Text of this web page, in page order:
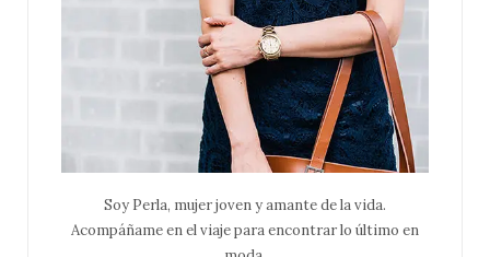
Soy Perla, mujer joven y amante de la vida.
Acompáñame en el viaje para encontrar lo último en